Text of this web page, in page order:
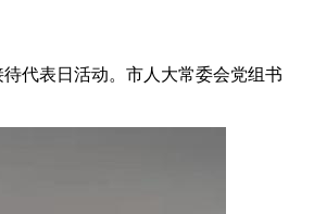
代表日活动。市人大常委会党组书